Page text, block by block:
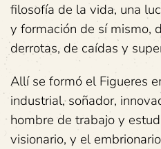
filosofía de la vida, una
y formación de sí mismo,
derrotas, de caídas y
Allí se formó el Figueres
industrial, soñador,
hombre de trabajo y
visionario, y el